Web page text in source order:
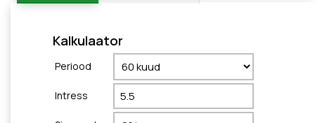
Kalkulaator
Periood
Intress